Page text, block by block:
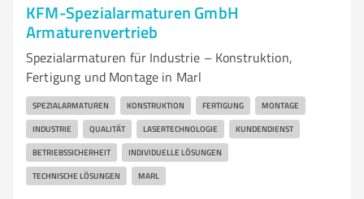
KFM-Spezialarmaturen GmbH
Armaturenvertrieb
Spezialarmaturen für Industrie – Konstruktion,
Fertigung und Montage in Marl
SPEZIALARMATUREN KONSTRUKTION FERTIGUNG MONTAGE
INDUSTRIE QUALITÄT LASERTECHNOLOGIE KUNDENDIENST
BETRIEBSSICHERHEIT INDIVIDUELLE LÖSUNGEN
TECHNISCHE LÖSUNGEN MARL